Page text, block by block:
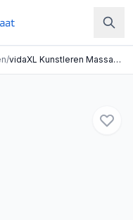
/ vidaXL Kunstleren Massagestoel